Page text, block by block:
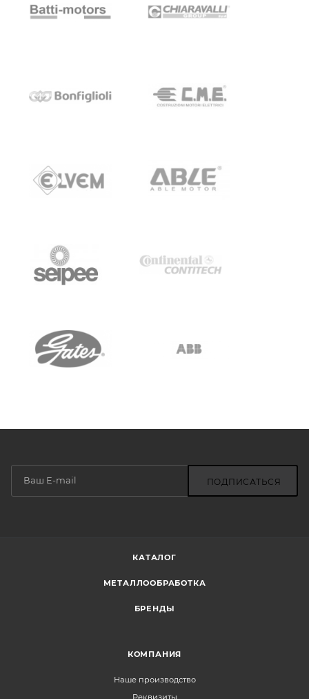
ПОДПИСАТЬСЯ
КАТАЛОГ
МЕТАЛЛООБРАБОТКА
БРЕНДЫ
КОМПАНИЯ
Наше производство
Реквизиты